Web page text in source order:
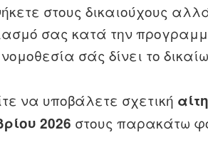
στους δικαιούχους
σας κατά την
σάς δίνει το
να υποβάλετε σχετική
2026 στους παρακάτω